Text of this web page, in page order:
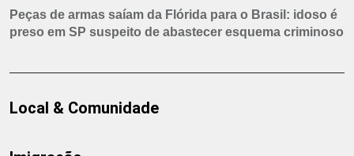
Peças de armas saíam da Flórida para o Brasil: idoso é
preso em SP suspeito de abastecer esquema criminoso
Local & Comunidade